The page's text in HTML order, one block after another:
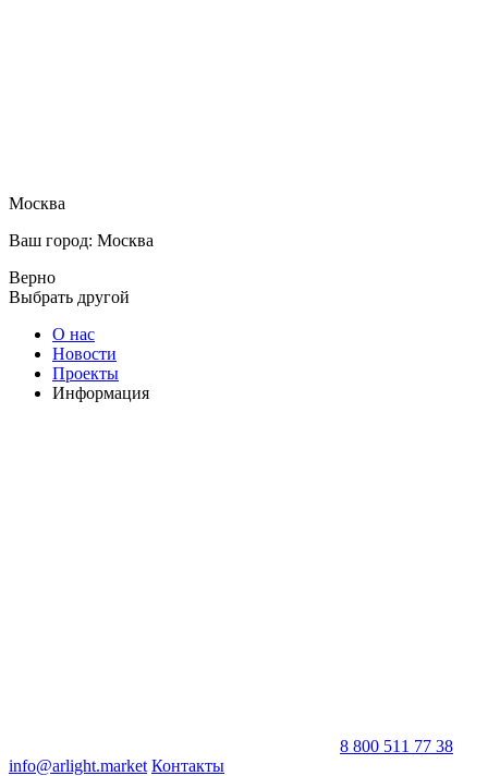
Москва
Ваш город: Москва
Верно
Выбрать другой
О нас
Новости
Проекты
Информация
8 800 511 77 38
info@arlight.market Контакты